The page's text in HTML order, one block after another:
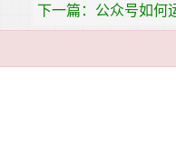
下一篇：公众号如何